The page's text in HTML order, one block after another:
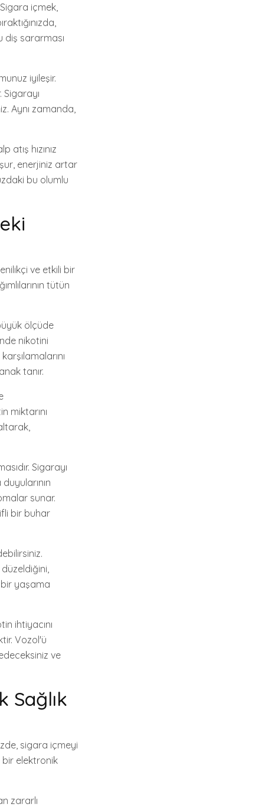
içmek,
diş sararması
iyileşir.
Sigarayı
Aynı zamanda,
hızınız
enerjiniz artar
bu olumlu
ve etkili bir
tütün
ölçüde
nikotini
tanır.
miktarını
Sigarayı
sunar.
bir buhar
düzeldiğini,
bir yaşama
ihtiyacını
Vozol'ü
ve
Sağlık
sigara içmeyi
bir elektronik
zararlı